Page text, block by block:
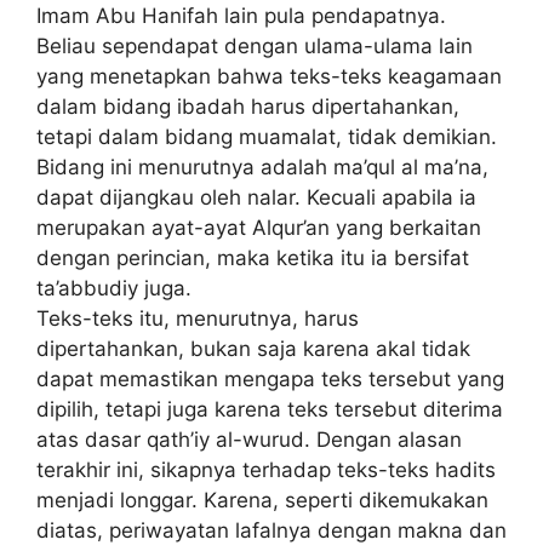
Imam Abu Hanifah lain pula pendapatnya.
Beliau sependapat dengan ulama-ulama lain
yang menetapkan bahwa teks-teks keagamaan
dalam bidang ibadah harus dipertahankan,
tetapi dalam bidang muamalat, tidak demikian.
Bidang ini menurutnya adalah ma’qul al ma’na,
dapat dijangkau oleh nalar. Kecuali apabila ia
merupakan ayat-ayat Alqur’an yang berkaitan
dengan perincian, maka ketika itu ia bersifat
ta’abbudiy juga.
Teks-teks itu, menurutnya, harus
dipertahankan, bukan saja karena akal tidak
dapat memastikan mengapa teks tersebut yang
dipilih, tetapi juga karena teks tersebut diterima
atas dasar qath’iy al-wurud. Dengan alasan
terakhir ini, sikapnya terhadap teks-teks hadits
menjadi longgar. Karena, seperti dikemukakan
diatas, periwayatan lafalnya dengan makna dan